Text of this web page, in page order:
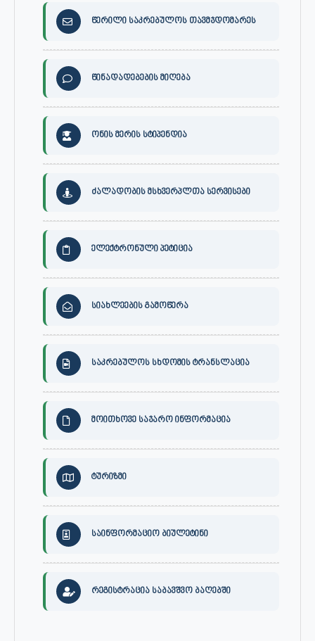
წერილი საკრებულოს თავმჯდომარეს
წინადადებების მიღება
ონის მერის სტიპენდია
ძალადობის მსხვერპლთა სერვისები
ელექტრონული პეტიცია
სიახლეების გამოწერა
საკრებულოს სხდომის ტრანსლაცია
მოითხოვე საჯარო ინფორმაცია
ტურიზმი
საინფორმაციო ბიულეტინი
რეგისტრაცია საბავშვო ბაღებში